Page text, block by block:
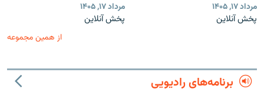
مرداد ۱۷, ۱۴۰۵
پخش آنلاین
مرداد ۱۷, ۱۴۰۵
پخش آنلاین
از همین مجموعه
برنامه‌های رادیویی